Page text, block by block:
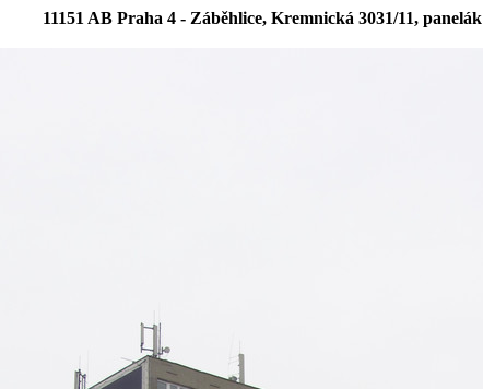
11151 AB Praha 4 - Záběhlice, Kremnická 3031/11, panelák